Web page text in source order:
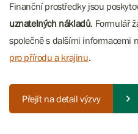
Finanční prostředky jsou
uznatelných nákladů. Formulář
společně s dalšími informacemi
pro přírodu a krajinu.
Přejít na detail výzvy